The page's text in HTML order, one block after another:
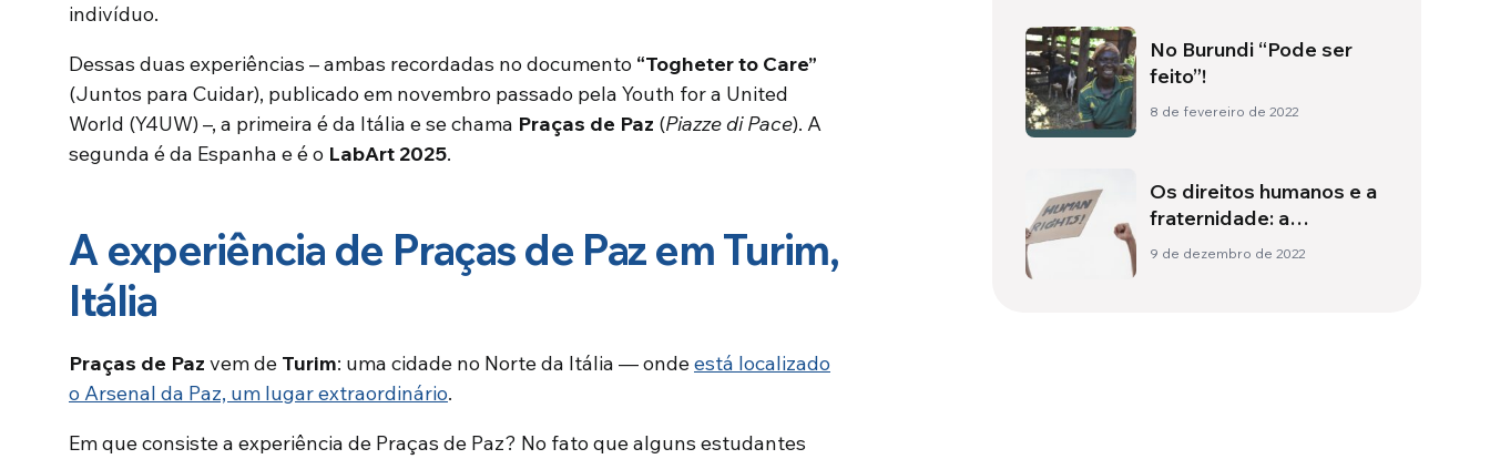
indivíduo.
Dessas duas experiências – ambas recordadas no documento “Togheter to Care”
(Juntos para Cuidar), publicado em novembro passado pela Youth for a United
World (Y4UW) –, a primeira é da Itália e se chama Praças de Paz (Piazze di Pace). A
segunda é da Espanha e é o LabArt 2025.
A experiência de Praças de Paz em Turim,
Itália
Praças de Paz vem de Turim: uma cidade no Norte da Itália — ondeestá localizado
o Arsenal da Paz, um lugar extraordinário.
Em que consiste a experiência de Praças de Paz? No fato que alguns estudantes
No Burundi “Pode ser
feito”!
8 de fevereiro de 2022
Os direitos humanos e a
fraternidade: a
actualidade de um
9 de dezembro de 2022